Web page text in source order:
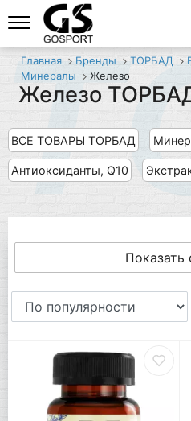
Главная Бренды ТОРБАД
Минералы
Железо
Железо
ВСЕ ТОВАРЫ ТОРБАД
Антиоксиданты, Q10
Показать